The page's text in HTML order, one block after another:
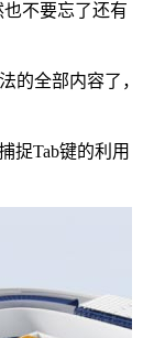
不要忘了还有
的全部内容了，
捉Tab键的利用